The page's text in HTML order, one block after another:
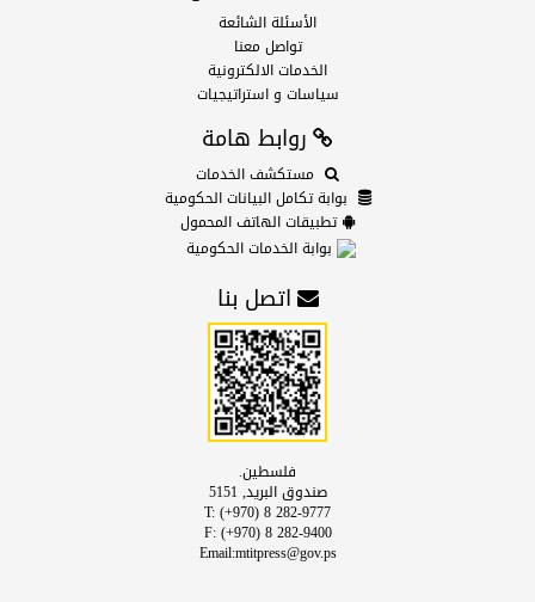
الأسئلة الشائعة
تواصل معنا
الخدمات الالكترونية
سياسات و استراتيجيات
روابط هامة
مستكشف الخدمات
بوابة تكامل البيانات الحكومية
تطبيقات الهاتف المحمول
بوابة الخدمات الحكومية
اتصل بنا
فلسطين.
صندوق البريد, 5151
T: (+970) 8 282-9777
F: (+970) 8 282-9400
Email:mtitpress@gov.ps